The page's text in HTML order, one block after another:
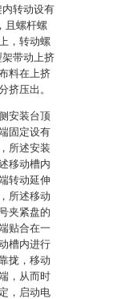
转动设有
且螺杆螺
，转动螺
带动上挤
料在上挤
挤压出。
安装台顶
固定设有
所述安装
移动槽内
转动延伸
所述移动
夹紧盘的
贴合在一
槽内进行
拢，移动
，从而时
，启动电